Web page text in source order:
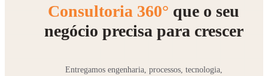
Consultoria 360° que o seu
negócio precisa para crescer
Entregamos engenharia, processos, tecnologia,